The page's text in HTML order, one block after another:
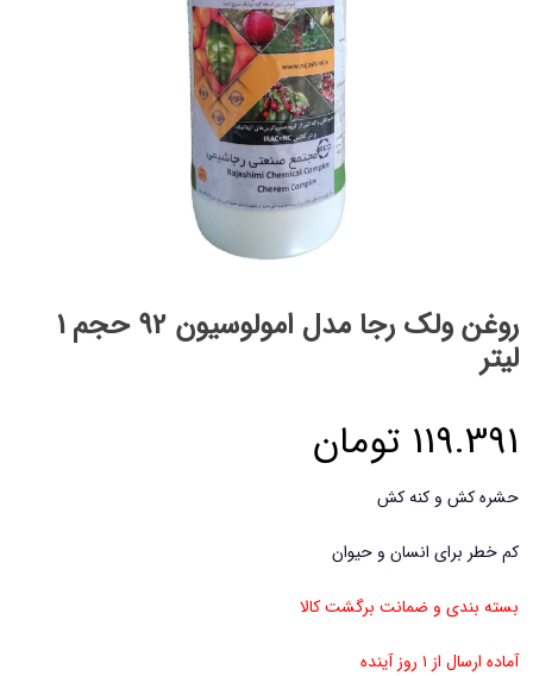
روغن ولک رجا مدل امولوسیون 92 حجم 1
لیتر
119.391 تومان
حشره کش و کنه کش
کم خطر برای انسان و حیوان
بسته بندی و ضمانت برگشت کالا
آماده ارسال از ۱ روز آینده